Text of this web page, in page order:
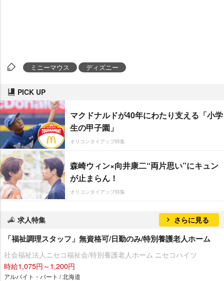
ミニーマウス ディズニー
PICK UP
マクドナルドが40年にわたり支える「小学
生の甲子園」
オリコンタイアップ特集
森崎ウィン×向井康二“両片思い”にキュン
が止まらん！
オリコンタイアップ特集
求人特集 さらに見る
「福祉調理スタッフ」無資格可/日勤のみ/特別養護老人ホーム
社会福祉法人ニセコ福祉会/特別養護老人ホーム ニセコハイツ
時給1,075円～1,200円
アルバイト・パート / 北海道